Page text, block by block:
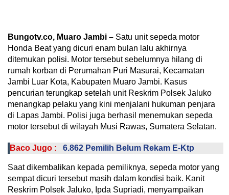
Bungotv.co, Muaro Jambi – Satu unit sepeda motor
Honda Beat yang dicuri enam bulan lalu akhirnya
ditemukan polisi. Motor tersebut sebelumnya hilang di
rumah korban di Perumahan Puri Masurai, Kecamatan
Jambi Luar Kota, Kabupaten Muaro Jambi. Kasus
pencurian terungkap setelah unit Reskrim Polsek Jaluko
menangkap pelaku yang kini menjalani hukuman penjara
di Lapas Jambi. Polisi juga berhasil menemukan sepeda
motor tersebut di wilayah Musi Rawas, Sumatera Selatan.
Baco Jugo : 6.862 Pemilih Belum Rekam E-Ktp
Saat dikembalikan kepada pemiliknya, sepeda motor yang
sempat dicuri tersebut masih dalam kondisi baik. Kanit
Reskrim Polsek Jaluko, Ipda Supriadi, menyampaikan